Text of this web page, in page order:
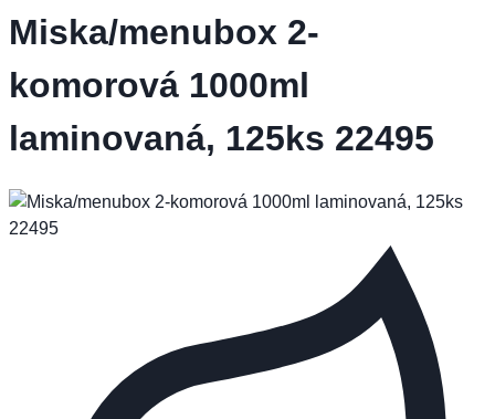
Miska/menubox 2-
komorová 1000ml
laminovaná, 125ks 22495